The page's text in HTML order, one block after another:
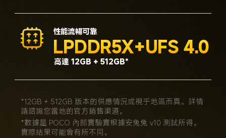
性能流暢可靠
LPDDR5X+UFS 4.0
高達 12GB + 512GB*
*12GB + 512GB 版本的供應情況或視乎地區而異。詳情
請諮詢您當地的官方銷售渠道。
*數據是 POCO 內部實驗實根據安兔兔 v10 測試所得。
實際結果可能會有所不同。